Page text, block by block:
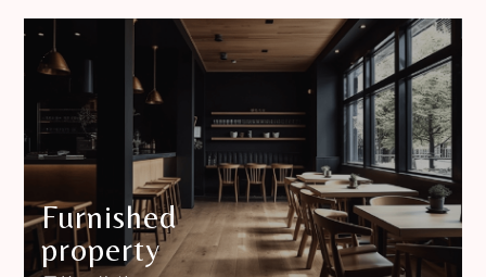
Furnished
property